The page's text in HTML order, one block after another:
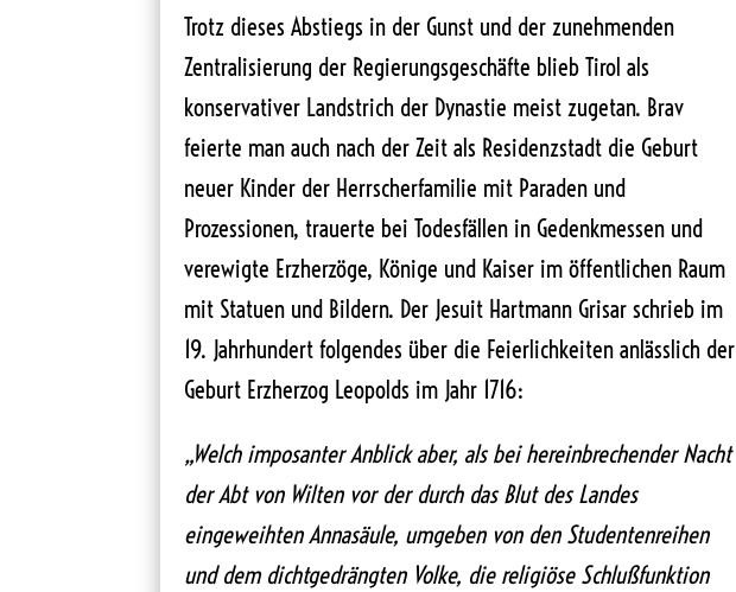
Trotz dieses Abstiegs in der Gunst und der zunehmenden
Zentralisierung der Regierungsgeschäfte blieb Tirol als
konservativer Landstrich der Dynastie meist zugetan. Brav
feierte man auch nach der Zeit als Residenzstadt die Geburt
neuer Kinder der Herrscherfamilie mit Paraden und
Prozessionen, trauerte bei Todesfällen in Gedenkmessen und
verewigte Erzherzöge, Könige und Kaiser im öffentlichen Raum
mit Statuen und Bildern. Der Jesuit Hartmann Grisar schrieb im
19. Jahrhundert folgendes über die Feierlichkeiten anlässlich der
Geburt Erzherzog Leopolds im Jahr 1716:
„Welch imposanter Anblick aber, als bei hereinbrechender Nacht
der Abt von Wilten vor der durch das Blut des Landes
eingeweihten Annasäule, umgeben von den Studentenreihen
und dem dichtgedrängten Volke, die religiöse Schlußfunktion